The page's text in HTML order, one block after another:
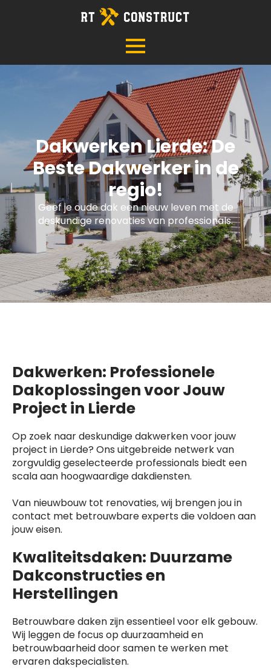
Dakwerken Lierde: De
Beste Dakwerker in de
regio!
Geef je oude dak een nieuw leven met de
deskundige renovaties van professionals.
Dakwerken: Professionele
Dakoplossingen voor Jouw
Project in Lierde
Op zoek naar deskundige dakwerken voor jouw
project in Lierde? Ons uitgebreide netwerk van
zorgvuldig geselecteerde professionals biedt een
scala aan hoogwaardige dakdiensten.
Van nieuwbouw tot renovaties, wij brengen jou in
contact met betrouwbare experts die voldoen aan
jouw eisen.
Kwaliteitsdaken: Duurzame
Dakconstructies en
Herstellingen
Betrouwbare daken zijn essentieel voor elk gebouw.
Wij leggen de focus op duurzaamheid en
betrouwbaarheid door samen te werken met
ervaren dakspecialisten.